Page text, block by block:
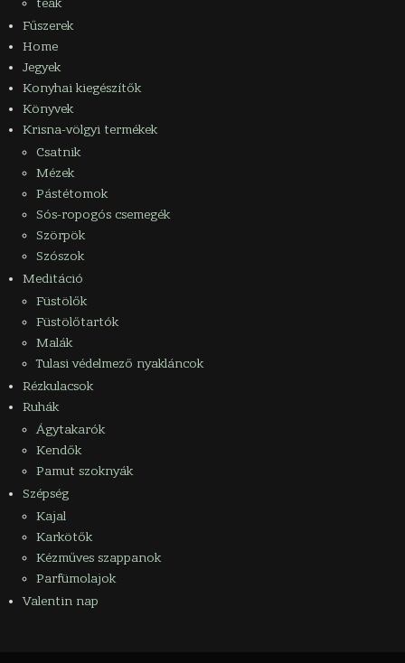
teák
Fűszerek
Home
Jegyek
Konyhai kiegészítők
Könyvek
Krisna-völgyi termékek
Csatnik
Mézek
Pástétomok
Sós-ropogós csemegék
Szörpök
Szószok
Meditáció
Füstölők
Füstölőtartók
Malák
Tulasi védelmező nyakláncok
Rézkulacsok
Ruhák
Ágytakarók
Kendők
Pamut szoknyák
Szépség
Kajal
Karkötők
Kézműves szappanok
Parfümolajok
Valentin nap